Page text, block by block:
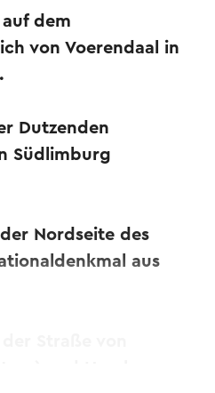
dem
von Voerendaal in
Dutzenden
Südlimburg
Nordseite des
aus
und Heerlen